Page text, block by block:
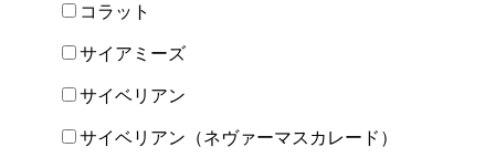
コラット
サイアミーズ
サイベリアン
サイベリアン（ネヴァーマスカレード）